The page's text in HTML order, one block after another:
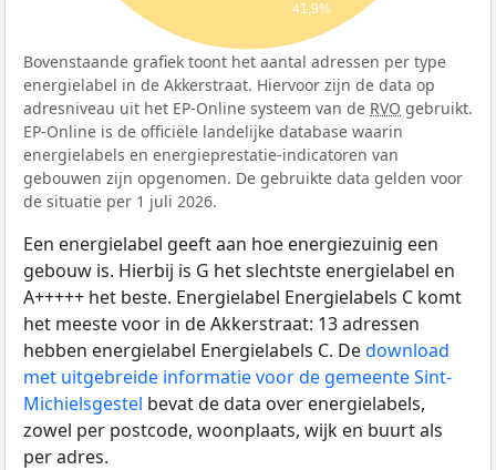
41,9%
Bovenstaande grafiek toont het aantal adressen per type
energielabel in de Akkerstraat. Hiervoor zijn de data op
adresniveau uit het EP-Online systeem van de RVO gebruikt.
EP-Online is de officiële landelijke database waarin
energielabels en energieprestatie-indicatoren van
gebouwen zijn opgenomen. De gebruikte data gelden voor
de situatie per 1 juli 2026.
Een energielabel geeft aan hoe energiezuinig een
gebouw is. Hierbij is G het slechtste energielabel en
A+++++ het beste. Energielabel Energielabels C komt
het meeste voor in de Akkerstraat: 13 adressen
hebben energielabel Energielabels C. Dedownload
met uitgebreide informatie voor de gemeente Sint-
Michielsgestel bevat de data over energielabels,
zowel per postcode, woonplaats, wijk en buurt als
per adres.